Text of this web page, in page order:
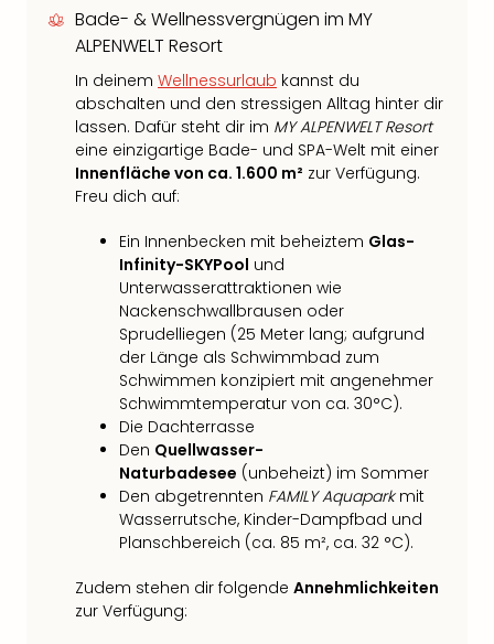
Bade- & Wellnessvergnügen im MY
ALPENWELT Resort
In deinem Wellnessurlaub kannst du
abschalten und den stressigen Alltag hinter dir
lassen. Dafür steht dir im MY ALPENWELT Resort
eine einzigartige Bade- und SPA-Welt mit einer
Innenfläche von ca. 1.600 m² zur Verfügung.
Freu dich auf:
Ein Innenbecken mit beheiztem Glas-
Infinity-SKYPool und
Unterwasserattraktionen wie
Nackenschwallbrausen oder
Sprudelliegen (25 Meter lang; aufgrund
der Länge als Schwimmbad zum
Schwimmen konzipiert mit angenehmer
Schwimmtemperatur von ca. 30°C).
Die Dachterrasse
Den Quellwasser-
Naturbadesee (unbeheizt) im Sommer
Den abgetrennten FAMILY Aquaparkmit
Wasserrutsche, Kinder-Dampfbad und
Planschbereich (ca. 85 m², ca. 32 °C).
Zudem stehen dir folgende Annehmlichkeiten
zur Verfügung: